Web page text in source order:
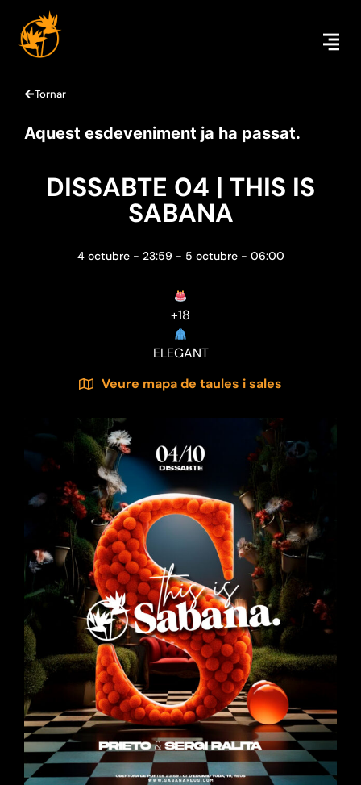
Tornar
Aquest esdeveniment ja ha passat.
DISSABTE 04 | THIS IS
SABANA
4 octubre - 23:59 - 5 octubre - 06:00
+18
ELEGANT
Veure mapa de taules i sales